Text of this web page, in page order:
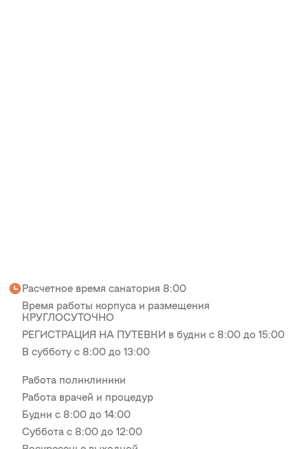
Расчетное время санатория 8:00
Время работы корпуса и размещения
КРУГЛОСУТОЧНО
РЕГИСТРАЦИЯ НА ПУТЕВКИ в будни с 8:00 до 15:00
В субботу с 8:00 до 13:00
Работа поликлиники
Работа врачей и процедур
Будни с 8:00 до 14:00
Суббота с 8:00 до 12:00